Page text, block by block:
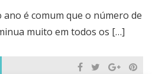
é comum que o número de
muito em todos os […]